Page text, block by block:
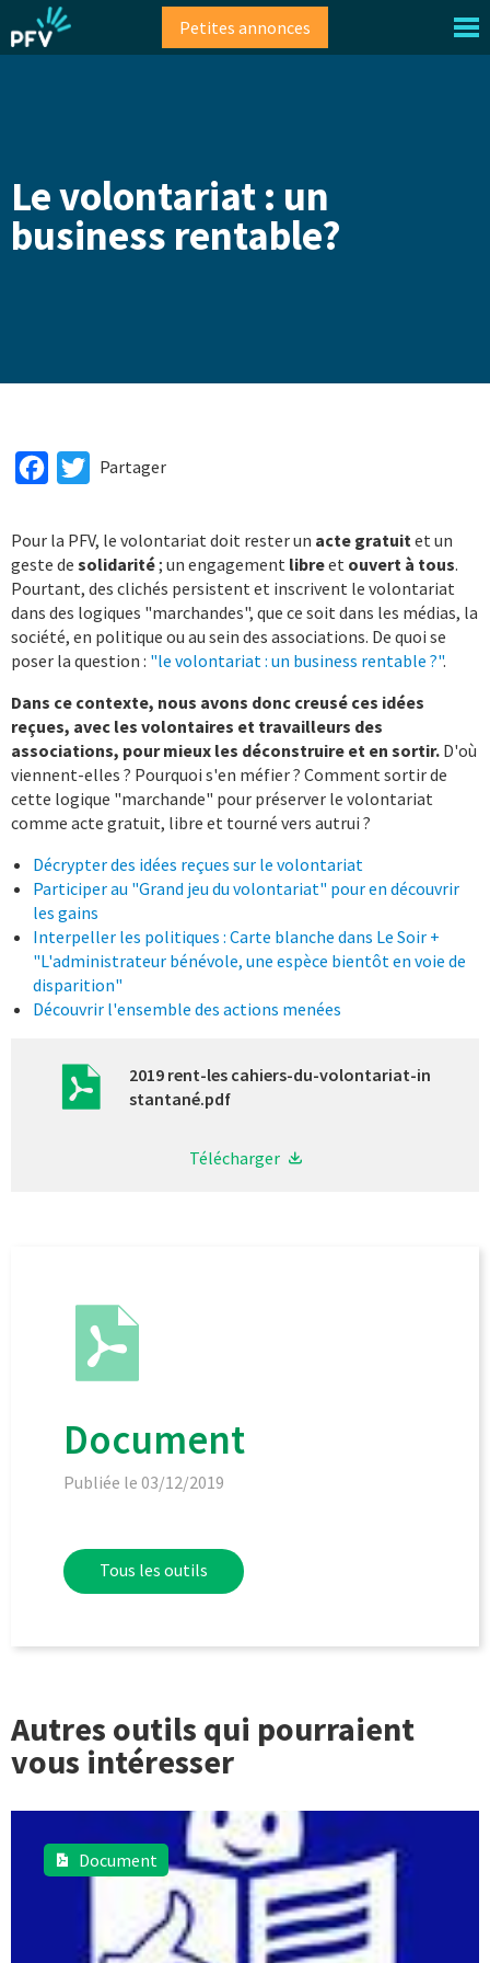
au
contenu
Petites annonces
Le volontariat : un
business rentable?
FacebookTwitter
Partager
Pour la PFV, le volontariat doit rester un acte gratuitet un
geste de solidarité; un engagement libreet ouvert à tous.
Pourtant, des clichés persistent et inscrivent le volontariat
dans des logiques "marchandes", que ce soit dans les médias, la
société, en politique ou au sein des associations. De quoi se
poser la question : "le volontariat : un business rentable ?".
Dans ce contexte, nous avons donc creusé ces idées
reçues, avec les volontaires et travailleurs des
associations, pour mieux les déconstruire et en sortir. D'où
viennent-elles ? Pourquoi s'en méfier ? Comment sortir de
cette logique "marchande" pour préserver le volontariat
comme acte gratuit, libre et tourné vers autrui ?
Décrypter des idées reçues sur le volontariat
Participer au "Grand jeu du volontariat" pour en découvrir
les gains
Interpeller les politiques : Carte blanche dans Le Soir +
"L'administrateur bénévole, une espèce bientôt en voie de
disparition"
Découvrir l'ensemble des actions menées
2019 rent-les cahiers-du-volontariat-in
stantané.pdf
Télécharger
Document
Publiée le 03/12/2019
Tous les outils
Autres outils qui pourraient
vous intéresser
Document